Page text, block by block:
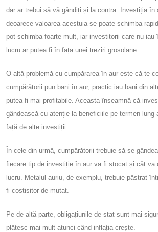
dar ar trebui să vă gândiți și la contra. Investiția în
deoarece valoarea acestuia se poate schimba
pot schimba foarte mult, iar investitorii care nu iau
lucru ar putea fi în fața unei treziri grosolane.
O altă problemă cu cumpărarea în aur este că te
cumpărătorii pun bani în aur, practic iau bani din
putea fi mai profitabile. Aceasta înseamnă că
gândească cu atenție la beneficiile pe termen lung
față de alte investiții.
În cele din urmă, cumpărătorii trebuie să se
fiecare tip de investiție în aur va fi stocat și cât va
lucru. Metalul auriu, de exemplu, trebuie păstrat
fi costisitor de mutat.
Pe de altă parte, obligațiunile de stat sunt mai
plătesc mai mult atunci când inflația crește.